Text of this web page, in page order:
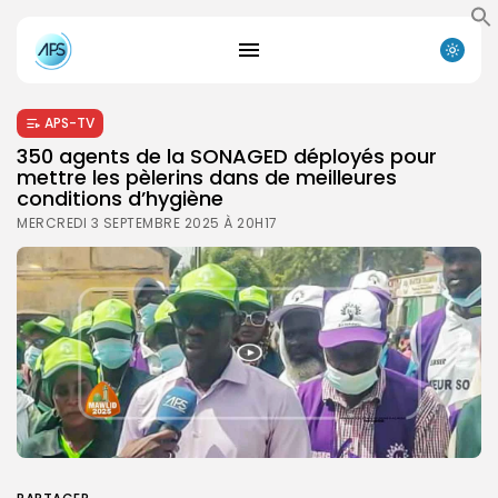
APS-TV
350 agents de la SONAGED déployés pour
mettre les pèlerins dans de meilleures
conditions d’hygiène
MERCREDI 3 SEPTEMBRE 2025 À 20H17